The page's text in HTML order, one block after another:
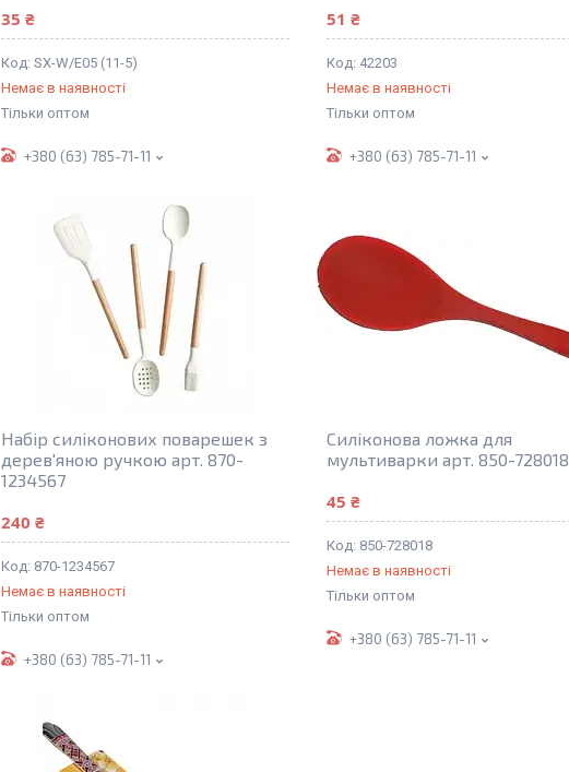
35 ₴
SX-W/E05 (11-5)
Немає в наявності
Тільки оптом
+380 (63) 785-71-11
51 ₴
42203
Немає в наявності
Тільки оптом
+380 (63) 785-71-11
Набір силіконових поварешек з
дерев'яною ручкою арт. 870-
1234567
240 ₴
870-1234567
Немає в наявності
Тільки оптом
+380 (63) 785-71-11
Силіконова ложка для
мультиварки арт. 850-728018
45 ₴
850-728018
Немає в наявності
Тільки оптом
+380 (63) 785-71-11